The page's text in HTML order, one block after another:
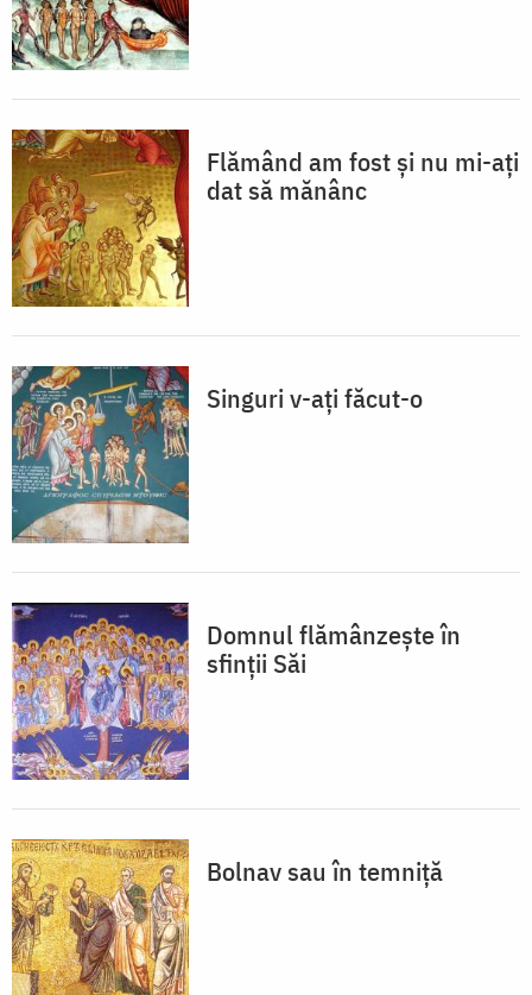
Flămând am fost și nu mi-ați
dat să mănânc
Singuri v-ați făcut-o
Domnul flămânzește în
sfinții Săi
Bolnav sau în temniță